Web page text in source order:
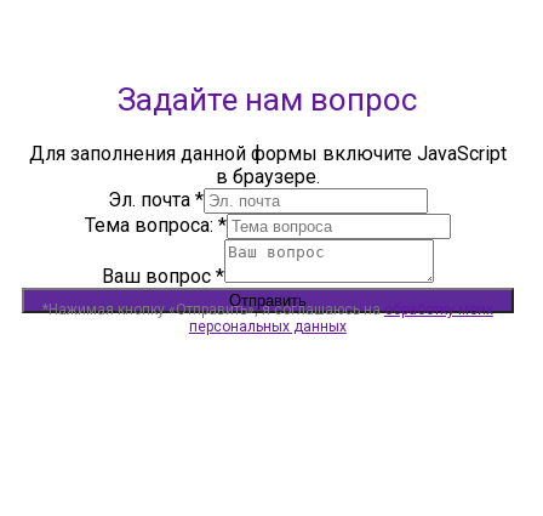
Задайте нам вопрос
Для заполнения данной формы включите JavaScript
в браузере.
Эл. почта *
Тема вопроса: *
Ваш вопрос *
Отправить
*Нажимая кнопку «Отправить», я соглашаюсь наобработку моих
персональных данных